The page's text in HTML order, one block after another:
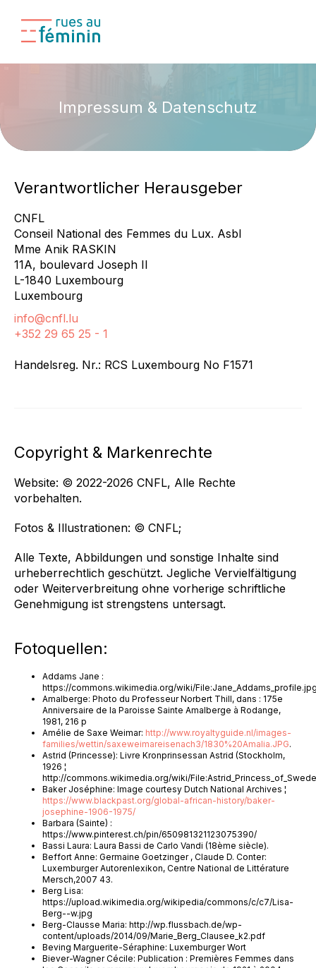
Impressum & Datenschutz
Verantwortlicher Herausgeber
CNFL
Conseil National des Femmes du Lux. Asbl
Mme Anik RASKIN
11A, boulevard Joseph II
L-1840 Luxembourg
Luxembourg
info@cnfl.lu
+352 29 65 25 - 1
Handelsreg. Nr.: RCS Luxembourg No F1571
Copyright & Markenrechte
Website: © 2022-2026 CNFL, Alle Rechte
vorbehalten.
Fotos & Illustrationen: © CNFL;
Alle Texte, Abbildungen und sonstige Inhalte sind
urheberrechtlich geschützt. Jegliche Vervielfältigung
oder Weiterverbreitung ohne vorherige schriftliche
Genehmigung ist strengstens untersagt.
Fotoquellen:
Addams Jane :
https://commons.wikimedia.org/wiki/
Amalberge: Photo du Professeur Norbert Thill, dans : 175e
Anniversaire de la Paroisse Sainte Amalberge à Rodange,
1981, 216 p
Amélie de Saxe Weimar: http://www.royaltyguide.nl/images-
families/wettin/saxeweimareisenach3/1830%20Amalia.JPG.
Astrid (Princesse): Livre Kronprinsessan Astrid (Stockholm,
1926 ¦
http://commons.wikimedia.org/wiki/
Baker Joséphine: Image courtesy Dutch National Archives ¦
https://www.blackpast.org/global-african-history/baker-
josephine-1906-1975/
Barbara (Sainte) :
https://www.pinterest.ch/pin/650981321123075390/
Bassi Laura: Laura Bassi de Carlo Vandi (18ème siècle).
Beffort Anne: Germaine Goetzinger , Claude D. Conter:
Luxemburger Autorenlexikon, Centre National de Littérature
Mersch,2007 43.
Berg Lisa:
https://upload.wikimedia.org/wikipedia/commons/c/c7/Lisa-
Berg--w.jpg
Berg-Clausse Maria: http://wp.flussbach.de/wp-
content/uploads/2014/09/Marie_Berg_Clausee_k2.pdf
Beving Marguerite-Séraphine: Luxemburger Wort
Biever-Wagner Cécile: Publication : Premières Femmes dans